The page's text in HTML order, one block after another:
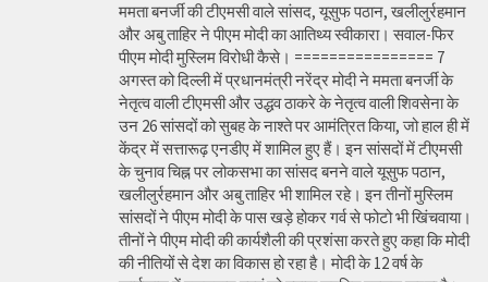
ममता बनर्जी की टीएमसी वाले सांसद, यूसुफ पठान, खलीलुर्रहमान
और अबु ताहिर ने पीएम मोदी का आतिथ्य स्वीकारा। सवाल-फिर
पीएम मोदी मुस्लिम विरोधी कैसे। ================ 7
अगस्त को दिल्ली में प्रधानमंत्री नरेंद्र मोदी ने ममता बनर्जी के
नेतृत्व वाली टीएमसी और उद्धव ठाकरे के नेतृत्व वाली शिवसेना के
उन 26 सांसदों को सुबह के नाश्ते पर आमंत्रित किया, जो हाल ही में
केंद्र में सत्तारूढ़ एनडीए में शामिल हुए हैं। इन सांसदों में टीएमसी
के चुनाव चिह्न पर लोकसभा का सांसद बनने वाले यूसुफ पठान,
खलीलुर्रहमान और अबु ताहिर भी शामिल रहे। इन तीनों मुस्लिम
सांसदों ने पीएम मोदी के पास खड़े होकर गर्व से फोटो भी खिंचवाया।
तीनों ने पीएम मोदी की कार्यशैली की प्रशंसा करते हुए कहा कि मोदी
की नीतियों से देश का विकास हो रहा है। मोदी के 12 वर्ष के